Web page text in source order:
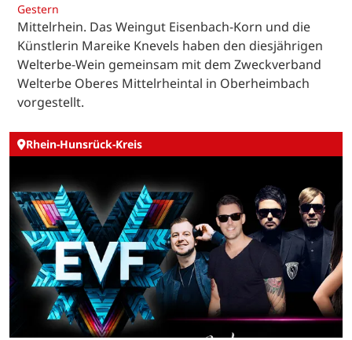
Gestern
Mittelrhein. Das Weingut Eisenbach-Korn und die
Künstlerin Mareike Knevels haben den diesjährigen
Welterbe-Wein gemeinsam mit dem Zweckverband
Welterbe Oberes Mittelrheintal in Oberheimbach
vorgestellt.
Rhein-Hunsrück-Kreis